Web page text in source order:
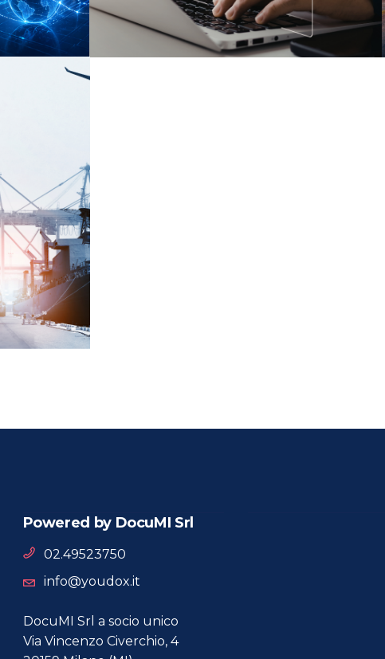
Powered by DocuMI Srl
02.49523750
info@youdox.it
DocuMI Srl a socio unico
Via Vincenzo Civerchio, 4